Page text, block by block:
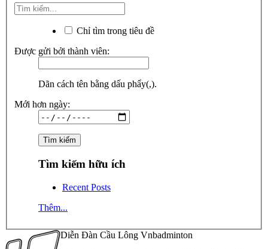
Chỉ tìm trong tiêu đề
Được gửi bởi thành viên:
Dãn cách tên bằng dấu phẩy(,).
Mới hơn ngày:
Tìm kiếm hữu ích
Recent Posts
Thêm...
Diễn Đàn Cầu Lông Vnbadminton